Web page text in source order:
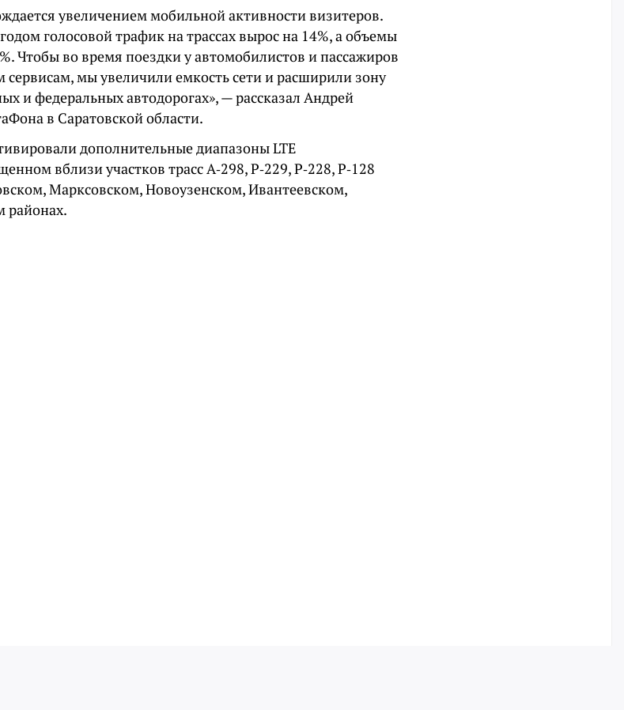
увеличением мобильной активности визитеров.
голосовой трафик на трассах вырос на 14%, а объемы
Чтобы во время поездки у автомобилистов и пассажиров
мы увеличили емкость сети и расширили зону
и федеральных автодорогах», — рассказал Андрей
в Саратовской области.
дополнительные диапазоны LTE
вблизи участков трасс А‑298, Р‑229, Р‑228, Р‑128
Марксовском, Новоузенском, Ивантеевском,
районах.